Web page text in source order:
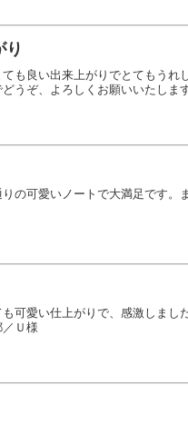
り
も良い出来上がりでとてもうれ
うぞ、よろしくお願いいたしま
の可愛いノートで大満足です。
可愛い仕上がりで、感激しまし
Ｕ様